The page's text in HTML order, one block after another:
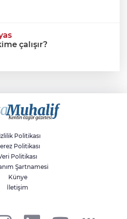
çalışır?
gölgesinde engellilik,
gelecek
Politikası
Politikası
Politikası
Şartnamesi
Künye
İletişim